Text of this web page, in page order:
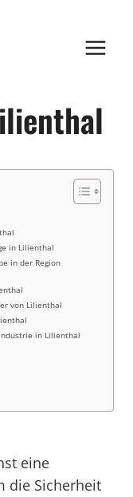
in Lilienthal
in der Region
von Lilienthal
in Lilienthal
eine
die Sicherheit